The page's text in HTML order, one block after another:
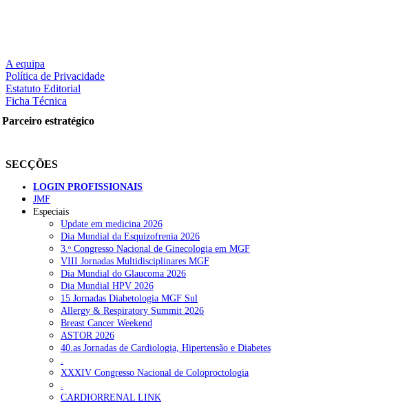
nas redes sociais:
RECENTES
Quase 11.900 jovens recorreram aos cheques psicólogo e nutricionista no primeiro mês
ULS de Coimbra estreia cirurgia endoscópica do ouvido com apoio robótico em Portugal
Enfermeiros exigem esclarecimentos sobre eventual gestão privada da ULS do Algarve
Ordem dos Médicos alerta para riscos no novo sistema de acesso a consultas e cirurgias
Portugal está a formar os médicos de que precisa?
A equipa
Política de Privacidade
Estatuto Editorial
Ficha Técnica
Parceiro estratégico
SECÇÕES
LOGIN PROFISSIONAIS
JMF
Especiais
Update em medicina 2026
Dia Mundial da Esquizofrenia 2026
3.ᵒ Congresso Nacional de Ginecologia em MGF
VIII Jornadas Multidisciplinares MGF
Dia Mundial do Glaucoma 2026
Dia Mundial HPV 2026
15 Jornadas Diabetologia MGF Sul
Allergy & Respiratory Summit 2026
Breast Cancer Weekend
ASTOR 2026
40.as Jornadas de Cardiologia, Hipertensão e Diabetes
.
XXXIV Congresso Nacional de Coloproctologia
.
CARDIORRENAL LINK